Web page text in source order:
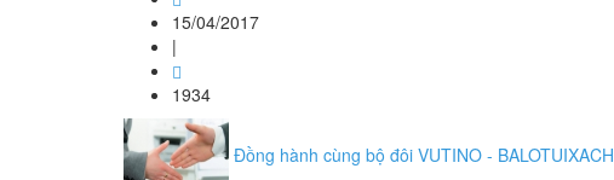
15/04/2017
|
1934
Đồng hành cùng bộ đôi VUTINO - BALOTUIXACH